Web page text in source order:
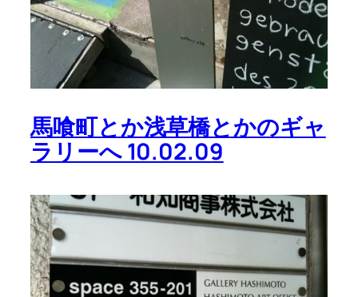
馬喰町とか浅草橋とかのギャ
ラリーへ 10.02.09